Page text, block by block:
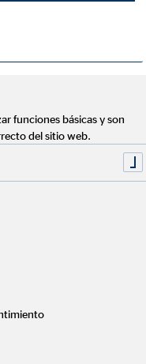
es que puedas
explicar hasta el más
una solución financiera
solución a tus
funciones básicas y son
del sitio web.